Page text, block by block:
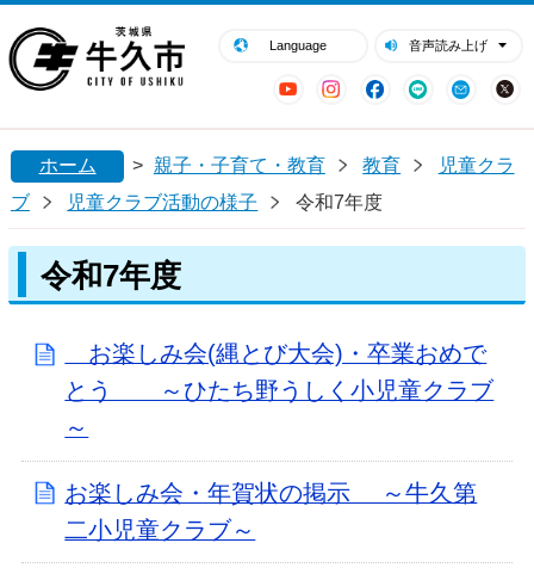
Language 音声読み上げ
YouTubeInstagram
Facebook
LINE Mail
閉じる
ホーム > 親子・子育て・教育 教育
児童クラ
ブ
児童クラブ活動の様子 令和7年度
令和7年度
お楽しみ会(縄とび大会)・卒業おめで
とう ～ひたち野うしく小児童クラブ
～
お楽しみ会・年賀状の掲示 ～牛久第
二小児童クラブ～